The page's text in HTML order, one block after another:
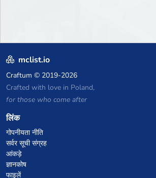
mclist.io
Craftum © 2019-2026
Crafted with love in Poland,
for those who come after
लिंक
गोपनीयता नीति
सर्वर सूची संग्रह
आंकड़े
ज्ञानकोष
फाइलें